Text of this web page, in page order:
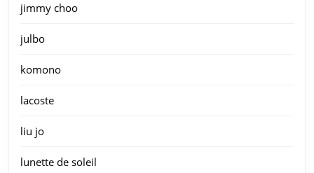
jimmy choo
julbo
komono
lacoste
liu jo
lunette de soleil